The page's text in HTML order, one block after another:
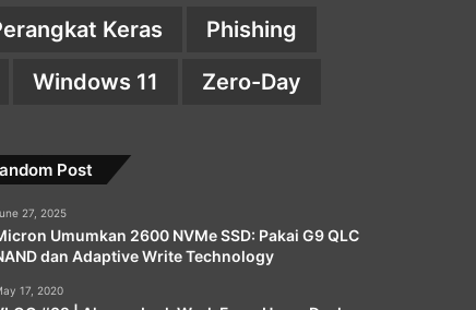
Keras
Phishing
Windows 11 Zero-Day
Post
27, 2025
Umumkan 2600 NVMe SSD: Pakai G9 QLC
dan Adaptive Write Technology
17, 2020